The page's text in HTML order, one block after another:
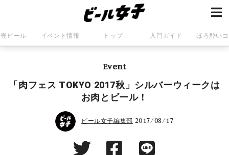
ビール イベント情報 トップ 入門ガイド ほろ酔い
Event
「肉フェス TOKYO 2017秋」シルバーウィークは
お肉とビール！
ビール女子編集部 2017/08/17